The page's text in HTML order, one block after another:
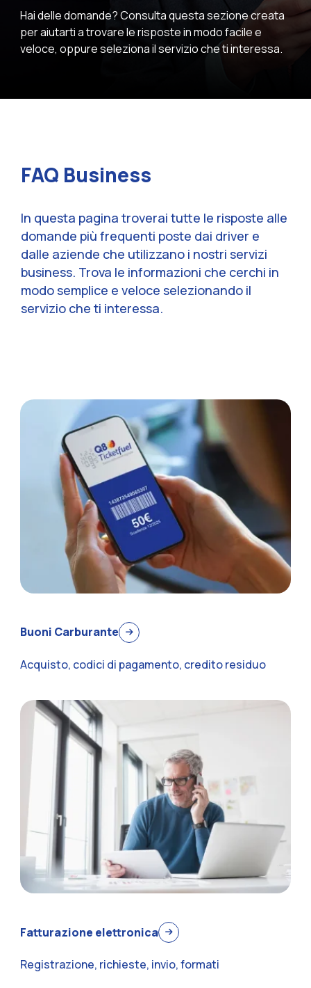
Hai delle domande? Consulta questa sezione creata
per aiutarti a trovare le risposte in modo facile e
veloce, oppure seleziona il servizio che ti interessa.
FAQ Business
In questa pagina troverai tutte le risposte alle
domande più frequenti poste dai driver e
dalle aziende che utilizzano i nostri servizi
business. Trova le informazioni che cerchi in
modo semplice e veloce selezionando il
servizio che ti interessa.
Buoni Carburante
Acquisto, codici di pagamento, credito residuo
Fatturazione elettronica
Registrazione, richieste, invio, formati